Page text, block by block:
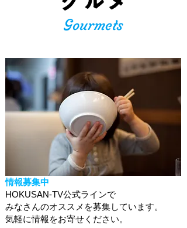
情報募集中
HOKUSAN-TV公式ラインで
みなさんのオススメを募集しています。
​気軽に情報をお寄せください。